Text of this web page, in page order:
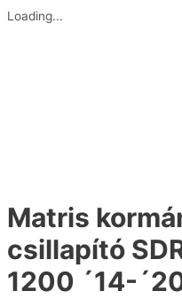
Loading...
Matris
csillapító
1200 ´14-